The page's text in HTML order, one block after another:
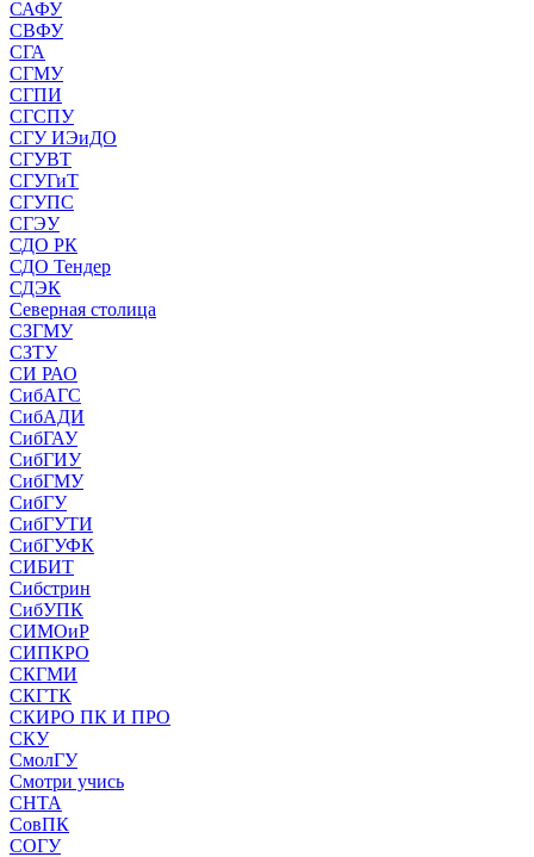
САФУ
СВФУ
СГА
СГМУ
СГПИ
СГСПУ
СГУ ИЭиДО
СГУВТ
СГУГиТ
СГУПС
СГЭУ
СДО РК
СДО Тендер
СДЭК
Северная столица
СЗГМУ
СЗТУ
СИ РАО
СибАГС
СибАДИ
СибГАУ
СибГИУ
СибГМУ
СибГУ
СибГУТИ
СибГУФК
СИБИТ
Сибстрин
СибУПК
СИМОиР
СИПКРО
СКГМИ
СКГТК
СКИРО ПК И ПРО
СКУ
СмолГУ
Смотри учись
СНТА
СовПК
СОГУ